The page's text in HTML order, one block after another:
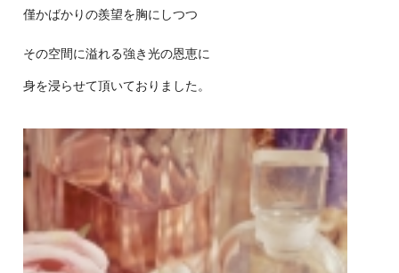
僅かばかりの羨望を胸にしつつ
その空間に溢れる強き光の恩恵に
身を浸らせて頂いておりました。